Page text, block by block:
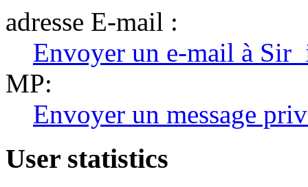
adresse E-mail :
Envoyer un e-mail à
MP:
Envoyer un message
User statistics